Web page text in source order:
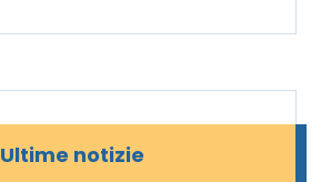
Ultime notizie